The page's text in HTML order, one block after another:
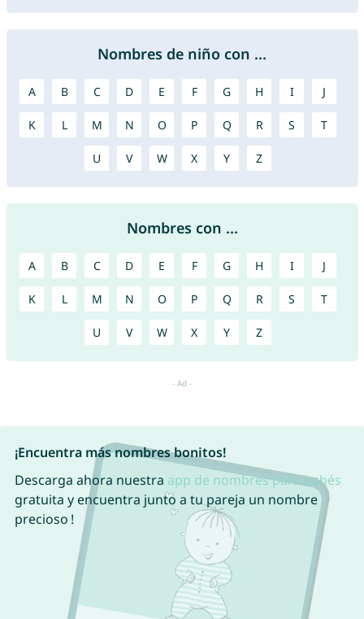
Nombres de niño con ...
A B C D E F G H I J
K L M N O P Q R S T
U V W X Y Z
Nombres con ...
A B C D E F G H I J
K L M N O P Q R S T
U V W X Y Z
¡Encuentra más nombres bonitos!
Descarga ahora nuestra app de nombres para bebés
gratuita y encuentra junto a tu pareja un nombre
precioso !